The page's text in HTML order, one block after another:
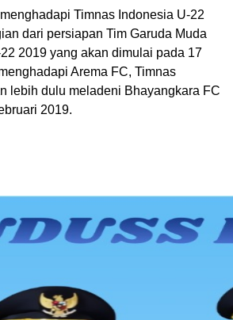
Timnas Indonesia U-22
dari persiapan Tim Garuda Muda
2019 yang akan dimulai pada 17
Arema FC, Timnas
lebih dulu meladeni Bhayangkara FC
2019.